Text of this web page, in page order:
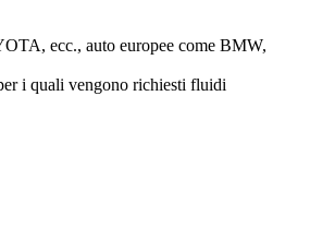
ecc., auto europee come BMW,
i quali vengono richiesti fluidi